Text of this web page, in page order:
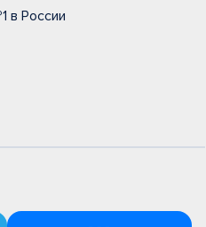
в России